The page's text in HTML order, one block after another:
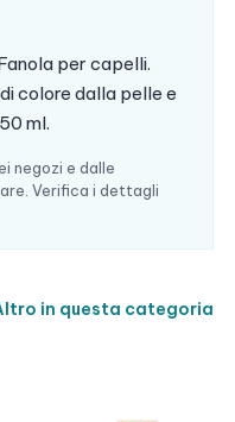
per capelli.
colore dalla pelle e
ml.
negozi e dalle
Verifica i dettagli
in questa categoria